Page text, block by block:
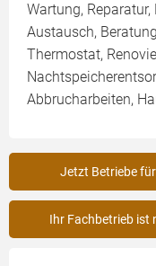
Wartung,
Austausch,
Thermostat,
Abbrucharbeiten,
Jetzt Betriebe
Ihr Fachbetrieb ist